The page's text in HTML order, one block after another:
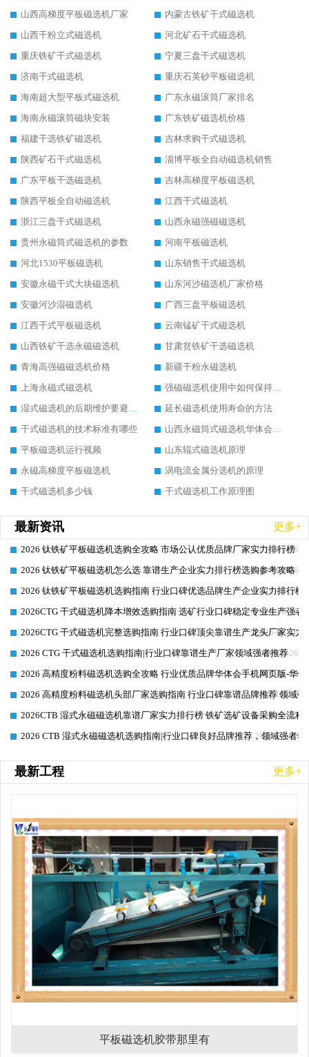
山西高梯度平板磁选机厂家
内蒙古铁矿干式磁选机
山西干粉立式磁选机
河北矿石干式磁选机
重庆铁矿干式磁选机
宁夏三盘干式磁选机
济南干式磁选机
重庆石英砂平板磁选机
海南超大型平板式磁选机
广东永磁滚筒厂家排名
海南永磁滚筒磁块安装
广东铁矿磁选机价格
福建干选铁矿磁选机
吉林求购干式磁选机
陕西矿石干式磁选机
淄博平板全自动磁选机销售
广东平板干选磁选机
吉林高梯度平板磁选机
陕西平板全自动磁选机
江西干式磁选机
浙江三盘干式磁选机
山西永磁强磁磁选机
贵州永磁筒式磁选机的参数
河南平板磁选机
河北1530平板磁选机
山东销售干式磁选机
安徽永磁干式大块磁选机
山东河沙磁选机厂家价格
安徽河沙湿磁选机
广西三盘平板磁选机
江西干式平板磁选机
云南锰矿干式磁选机
山西铁矿干选永磁磁选机
甘肃贫铁矿干选磁选机
青海高强磁磁选机价格
新疆干粉永磁选机
上海永磁式磁选机
强磁磁选机使用中如何保持其顺畅运行
湿式磁选机的后期维护要避开哪些坑
延长磁选机使用寿命的方法
干式磁选机的技术标准有哪些
山西永磁筒式磁选机华体会手机网页版-华体会(中国)
平板磁选机运行视频
山东辊式磁选机原理
永磁高梯度平板磁选机
涡电流金属分选机的原理
干式磁选机多少钱
干式磁选机工作原理图
最新资讯 更多+
2026-06-26
2026 钛铁矿平板磁选机选购全攻略 市场公认优质品牌厂家实力排行榜
2026-06-26
2026 钛铁矿平板磁选机怎么选 靠谱生产企业实力排行榜选购参考攻略
2026-06-26
2026 钛铁矿平板磁选机选购指南 行业口碑优选品牌生产企业实力排行榜
2026-06-26
2026CTG 干式磁选机降本增效选购指南 选矿行业口碑稳定专业生产强者
2026-06-26
2026CTG 干式磁选机完整选购指南 行业口碑顶尖靠谱生产龙头厂家实力
2026-06-26
2026 CTG 干式磁选机选购指南|行业口碑靠谱生产厂家领域强者推荐
2026-06-26
2026 高精度粉料磁选机选购全攻略 行业优质品牌华体会手机网页版-华
2026-06-26
2026 高精度粉料磁选机头部厂家选购指南 行业口碑靠谱品牌推荐 领域
2026-06-25
2026CTB 湿式永磁磁选机靠谱厂家实力排行榜 铁矿选矿设备采购全流程
2026-06-25
2026 CTB 湿式永磁磁选机选购指南|行业口碑良好品牌推荐，领域强者
最新工程 更多+
平板磁选机胶带那里有